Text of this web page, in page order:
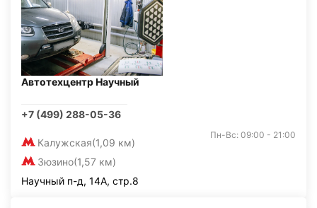
Автотехцентр Научный
+7 (499) 288-05-36
Калужская(1,09 км)
Зюзино(1,57 км)
Пн-Вс: 09:00 - 21:00
Научный п-д, 14А, стр.8